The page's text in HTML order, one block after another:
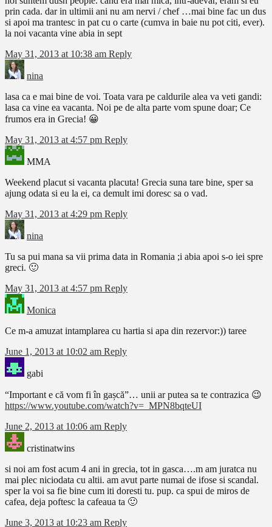
prin cada. dar in ultimii ani nu am nervi / chef …mai bine fac un dus
si apoi ma trantesc in pat cu o carte (cumva in baie nu pot citi, ever).
la noi vacanta vine abia in sept
May 31, 2013 at 10:38 am Reply
nina
lasa ca e mai bine de voi. Toata vara pe caldurile alea va veti gandi:
lasa ca vine ea vacanta. Noi pe de alta parte vom spune doar; Ce
frumos era in Grecia! 😀
May 31, 2013 at 4:57 pm Reply
MMA
Weekend placut si vacanta placuta! Grecia suna tare bine, sper sa
ajung odata si eu la ei, ca demult imi doresc sa o vad.
May 31, 2013 at 4:29 pm Reply
nina
Tu sa pui mana sa vii prima data in Romania ;i abia apoi s-o iei spre
greci. 🙂
May 31, 2013 at 4:57 pm Reply
Monica
Ce m-a amuzat intamplarea cu hartia si apa din rezervor:)) taree
June 1, 2013 at 10:02 am Reply
gabi
“Important e că vom fi în gașcă”… unii ar putea sa te contrazica 😉
https://www.youtube.com/watch?v=_MPN8bqteUI
June 2, 2013 at 10:06 am Reply
cristinatwins
si noi am fost acum 4 ani in grecia, tot in gasca….m am juratca nu
mai plec niciodata cu altii. am avut parte numai de ifose si scandal.
sper la voi sa fie bine cum iti doresti tu. pup. ca spui de miros de
cafea, deja poftesc la cafeaua ta 🙂
June 3, 2013 at 10:23 am Reply